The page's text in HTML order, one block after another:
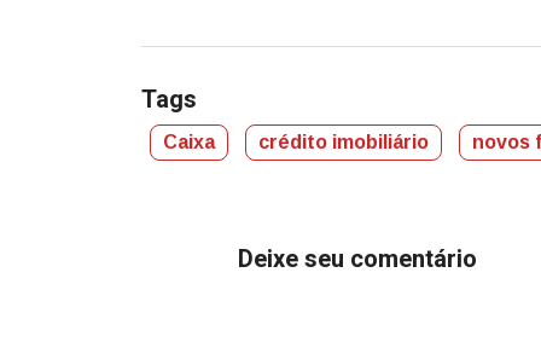
Tags
Caixa crédito imobiliário novos
Deixe seu comentário